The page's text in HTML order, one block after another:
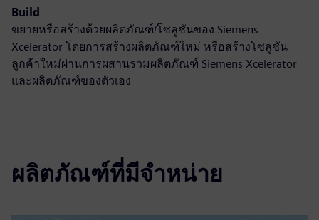
Build
ขยายหรือสร้างด้วยผลิตภัณฑ์/โซลูชันของ Siemens
Xcelerator โดยการสร้างผลิตภัณฑ์ใหม่ หรือสร้างโซลูชัน
ลูกค้าใหม่ผ่านการผสานรวมผลิตภัณฑ์ Siemens Xcelerator
และผลิตภัณฑ์ของตัวเอง
ผลิตภัณฑ์ที่มีจำหน่าย